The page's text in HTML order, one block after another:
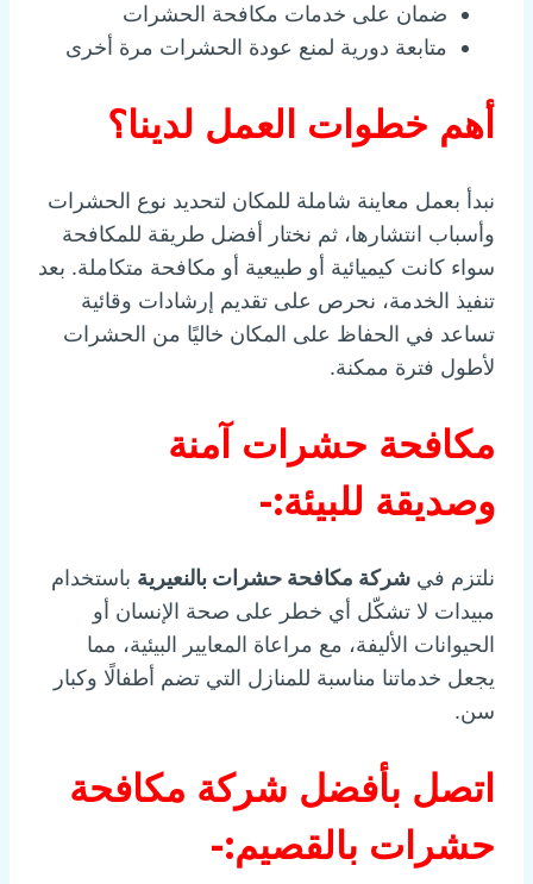
ضمان على خدمات مكافحة الحشرات
متابعة دورية لمنع عودة الحشرات مرة أخرى
أهم خطوات العمل لدينا؟
نبدأ بعمل معاينة شاملة للمكان لتحديد نوع الحشرات
وأسباب انتشارها، ثم نختار أفضل طريقة للمكافحة
سواء كانت كيميائية أو طبيعية أو مكافحة متكاملة. بعد
تنفيذ الخدمة، نحرص على تقديم إرشادات وقائية
تساعد في الحفاظ على المكان خاليًا من الحشرات
لأطول فترة ممكنة.
مكافحة حشرات آمنة
وصديقة للبيئة:-
نلتزم في شركة مكافحة حشرات بالنعيرية باستخدام
مبيدات لا تشكّل أي خطر على صحة الإنسان أو
الحيوانات الأليفة، مع مراعاة المعايير البيئية، مما
يجعل خدماتنا مناسبة للمنازل التي تضم أطفالًا وكبار
سن.
اتصل بأفضل شركة مكافحة
حشرات بالقصيم:-